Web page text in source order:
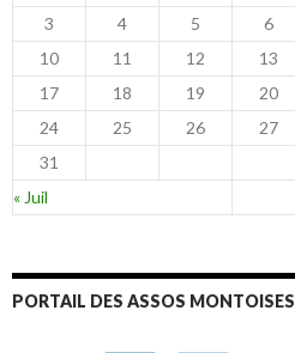
3
4 5 6
10
11 12 13
17
18 19 20
24
25 26 27
31
« Juil
PORTAIL DES ASSOS MONTOISES